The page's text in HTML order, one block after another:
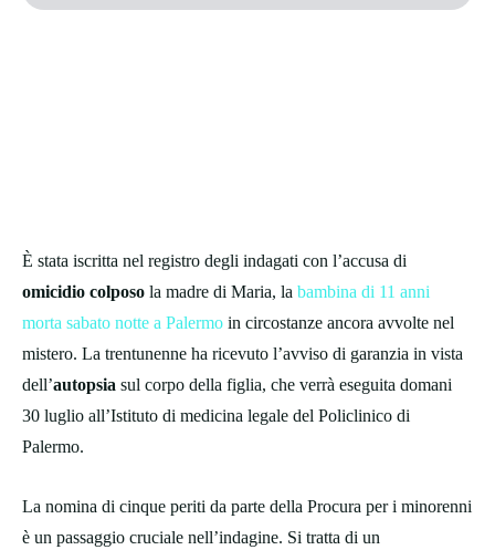
È stata iscritta nel registro degli indagati con l’accusa di
omicidio colposo la madre di Maria, la bambina di 11 anni
morta sabato notte a Palermo in circostanze ancora avvolte nel
mistero. La trentunenne ha ricevuto l’avviso di garanzia in vista
dell’autopsia sul corpo della figlia, che verrà eseguita domani
30 luglio all’Istituto di medicina legale del Policlinico di
Palermo.
La nomina di cinque periti da parte della Procura per i minorenni
è un passaggio cruciale nell’indagine. Si tratta di un